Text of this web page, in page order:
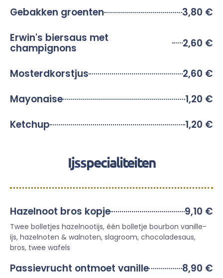
Gebakken groenten
3,80 €
Erwin's biersaus met
champignons 2,60 €
Mosterdkorstjus
2,60 €
Mayonaise
1,20 €
Ketchup
1,20 €
Ijsspecialiteiten
Hazelnoot bros kopje 9,10 €
Twee bolletjes hazelnootijs, één bolletje bourbon vanille-
ijs, hazelnoten & walnoten, slagroom, chocoladesaus,
bros, twee wafels
Passievrucht ontmoet vanille 8,90 €